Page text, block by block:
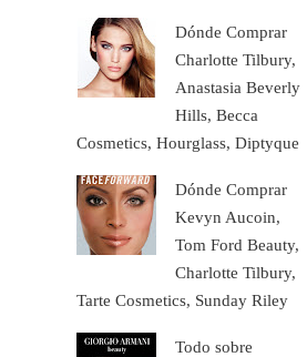
Dónde Comprar
Charlotte Tilbury,
Anastasia Beverly
Hills, Becca
Cosmetics, Hourglass, Diptyque
Dónde Comprar
Kevyn Aucoin,
Tom Ford Beauty,
Charlotte Tilbury,
Tarte Cosmetics, Sunday Riley
Todo sobre